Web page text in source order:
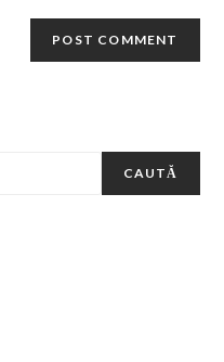
CAUTĂ